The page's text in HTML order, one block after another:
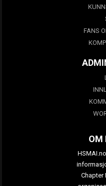
FANS
OM
Chapter